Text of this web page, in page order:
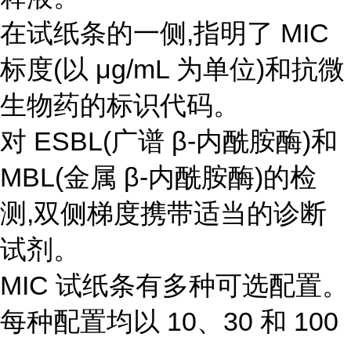
在试纸条的一侧,指明了 MIC
标度(以 μg/mL 为单位)和抗微
生物药的标识代码。
对 ESBL(广谱 β-内酰胺酶)和
MBL(金属 β-内酰胺酶)的检
测,双侧梯度携带适当的诊断
试剂。
MIC 试纸条有多种可选配置。
每种配置均以 10、30 和 100